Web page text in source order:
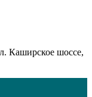
Каширское шоссе,